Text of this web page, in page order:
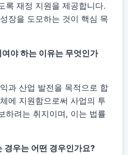
록 재정 지원을 제공합니다.
장을 도모하는 것이 핵심 목
여야 하는 이유는 무엇인가
과 산업 발전을 목적으로 합
에 지원함으로써 사업의 투
하려는 취지이며, 이는 법률
경우는 어떤 경우인가요?